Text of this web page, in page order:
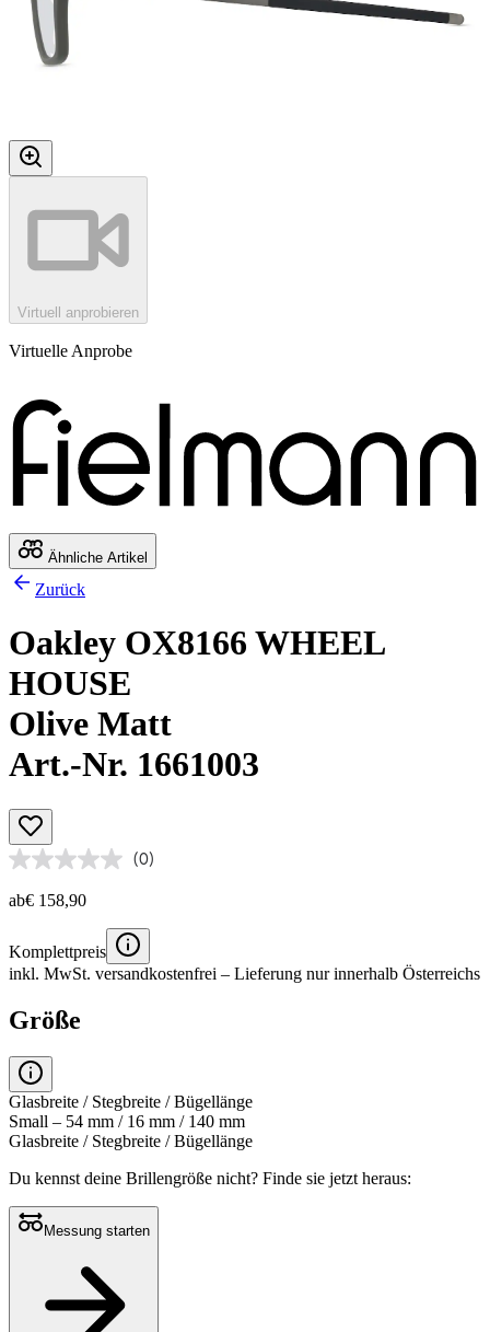
Virtuell anprobieren
Virtuelle Anprobe
Ähnliche Artikel
Zurück
Oakley OX8166 WHEEL
HOUSE
Olive Matt
Art.-Nr. 1661003
(0)
ab€ 158,90
Komplettpreis
inkl. MwSt. versandkostenfrei – Lieferung nur innerhalb Österreichs
Größe
Glasbreite / Stegbreite / Bügellänge
Small – 54 mm / 16 mm / 140 mm
Glasbreite / Stegbreite / Bügellänge
Du kennst deine Brillengröße nicht? Finde sie jetzt heraus:
Messung starten